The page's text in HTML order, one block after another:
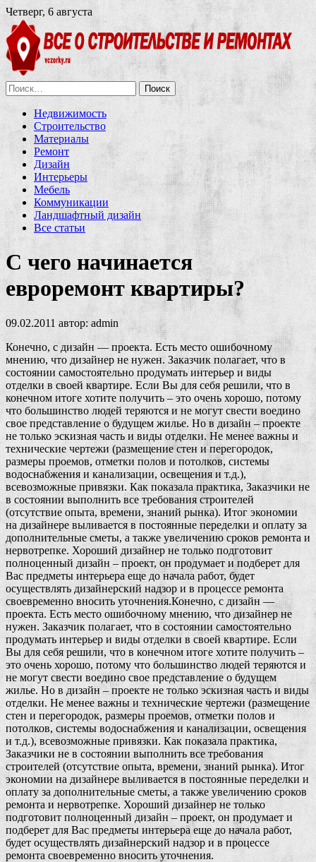
Четверг, 6 августа
Найти:
Недвижимость
Строительство
Материалы
Ремонт
Дизайн
Интерьеры
Мебель
Коммуникации
Ландшафтный дизайн
Все статьи
С чего начинается
евроремонт квартиры?
09.02.2011 автор:admin
Конечно, с дизайн — проекта. Есть место ошибочному
мнению, что дизайнер не нужен. Заказчик полагает, что в
состоянии самостоятельно продумать интерьер и виды
отделки в своей квартире. Если Вы для себя решили, что в
конечном итоге хотите получить – это очень хорошо, потому
что большинство людей теряются и не могут свести воедино
свое представление о будущем жилье. Но в дизайн – проекте
не только эскизная часть и виды отделки. Не менее важны и
технические чертежи (размещение стен и перегородок,
размеры проемов, отметки полов и потолков, системы
водоснабжения и канализации, освещения и т.д.),
всевозможные привязки. Как показала практика, Заказчики не
в состоянии выполнить все требования строителей
(отсутствие опыта, времени, знаний рынка). Итог экономии
на дизайнере выливается в постоянные переделки и оплату за
дополнительные сметы, а также увеличению сроков ремонта и
нервотрепке. Хороший дизайнер не только подготовит
полноценный дизайн – проект, он продумает и подберет для
Вас предметы интерьера еще до начала работ, будет
осуществлять дизайнерский надзор и в процессе ремонта
своевременно вносить уточнения.Конечно, с дизайн —
проекта. Есть место ошибочному мнению, что дизайнер не
нужен. Заказчик полагает, что в состоянии самостоятельно
продумать интерьер и виды отделки в своей квартире. Если
Вы для себя решили, что в конечном итоге хотите получить –
это очень хорошо, потому что большинство людей теряются и
не могут свести воедино свое представление о будущем
жилье. Но в дизайн – проекте не только эскизная часть и виды
отделки. Не менее важны и технические чертежи (размещение
стен и перегородок, размеры проемов, отметки полов и
потолков, системы водоснабжения и канализации, освещения
и т.д.), всевозможные привязки. Как показала практика,
Заказчики не в состоянии выполнить все требования
строителей (отсутствие опыта, времени, знаний рынка). Итог
экономии на дизайнере выливается в постоянные переделки и
оплату за дополнительные сметы, а также увеличению сроков
ремонта и нервотрепке. Хороший дизайнер не только
подготовит полноценный дизайн – проект, он продумает и
подберет для Вас предметы интерьера еще до начала работ,
будет осуществлять дизайнерский надзор и в процессе
ремонта своевременно вносить уточнения.